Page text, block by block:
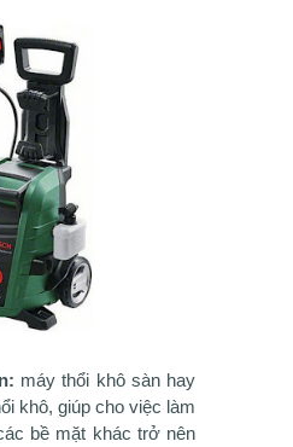
máy thổi khô sàn hay
khô, giúp cho việc làm
bề mặt khác trở nên